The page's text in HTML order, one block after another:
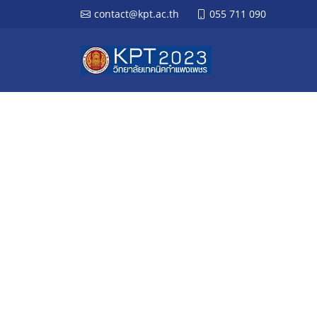
contact@kpt.ac.th 055 711 090